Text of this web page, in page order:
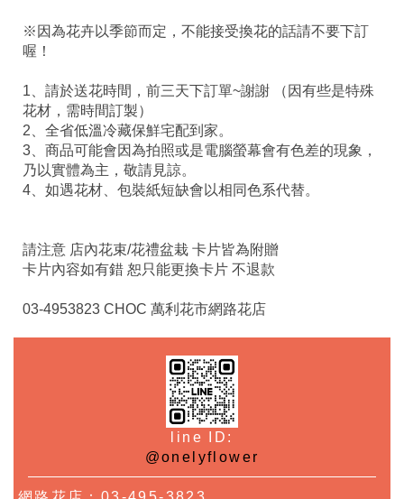
※因為花卉以季節而定，不能接受換花的話請不要下訂
喔！
1、請於送花時間，前三天下訂單~謝謝 （因有些是特殊
花材，需時間訂製）
2、全省低溫冷藏保鮮宅配到家。
3、商品可能會因為拍照或是電腦螢幕會有色差的現象，
乃以實體為主，敬請見諒。
4、如遇花材、包裝紙短缺會以相同色系代替。
請注意 店內花束/花禮盆栽 卡片皆為附贈
卡片內容如有錯 恕只能更換卡片 不退款
03-4953823 CHOC 萬利花市網路花店
line ID:
@onelyflower